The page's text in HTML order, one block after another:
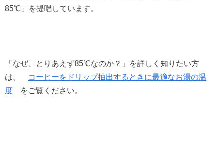
85℃」を提唱しています。
「なぜ、とりあえず85℃なのか？」を詳しく知りたい方
は、
コーヒーをドリップ抽出するときに最適なお湯の温
度 をご覧ください。